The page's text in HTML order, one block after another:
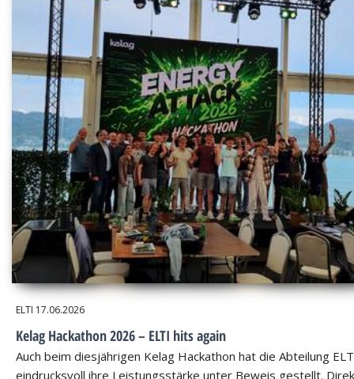
ELTI 17.06.2026
Kelag Hackathon 2026 – ELTI hits again
Auch beim diesjährigen Kelag Hackathon hat die Abteilung
eindrucksvoll ihre Leistungsstärke unter Beweis gestellt.